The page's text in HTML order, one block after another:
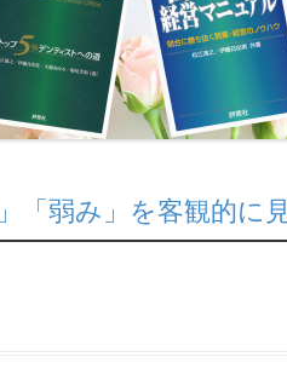
「弱み」を客観的に